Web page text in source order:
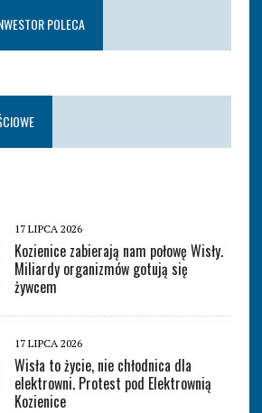
POLECA
17 LIPCA 2026
Kozienice zabierają nam połowę Wisły.
Miliardy organizmów gotują się
żywcem
17 LIPCA 2026
Wisła to życie, nie chłodnica dla
elektrowni. Protest pod Elektrownią
Kozienice